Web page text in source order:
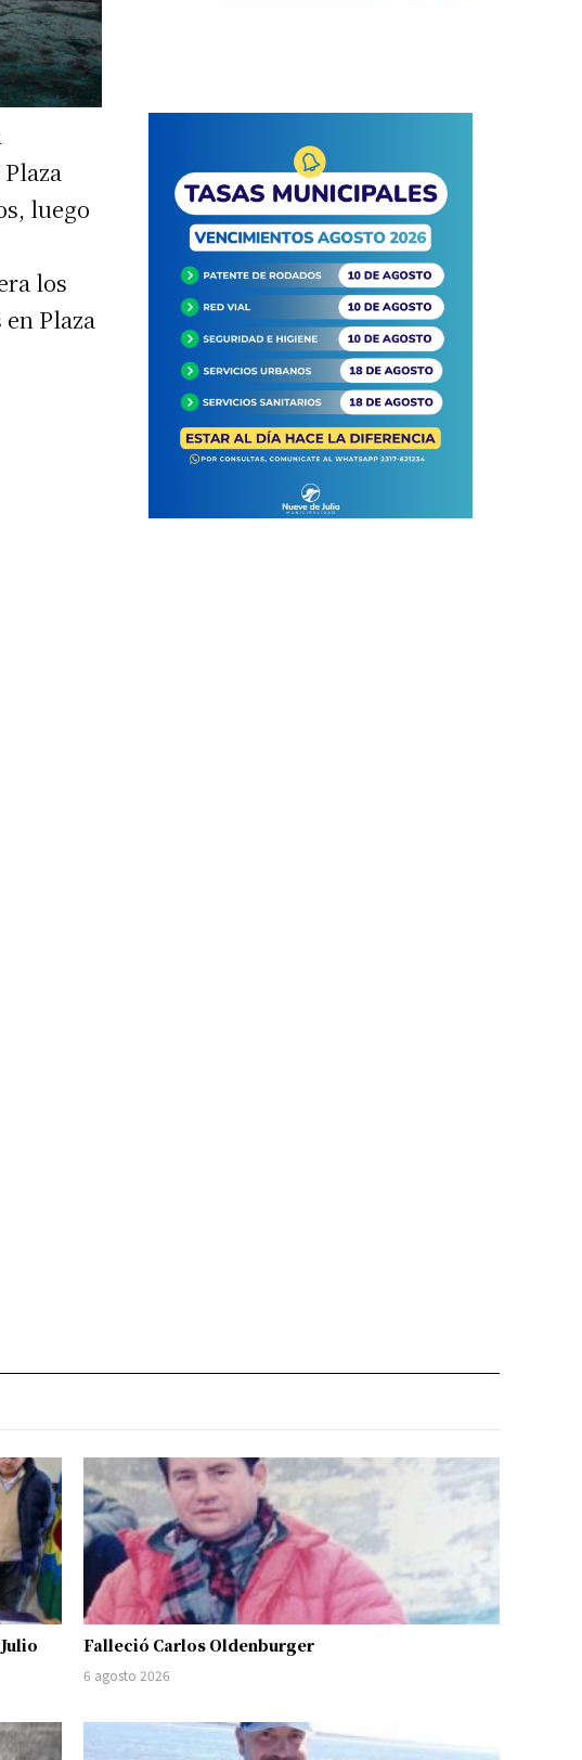
* Requerido
luego
los
Plaza
Falleció Carlos Oldenburger
6 agosto 2026